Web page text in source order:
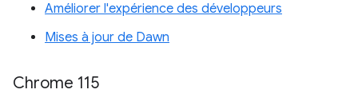
Améliorer l'expérience des développeurs
Mises à jour de Dawn
Chrome 115